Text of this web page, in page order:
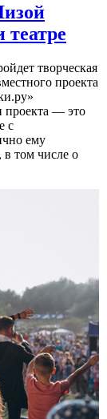
театре
творческая
проекта
проекта — это
с
ему
том числе о